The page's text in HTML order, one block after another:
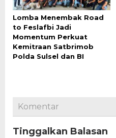
Lomba Menembak Road
to Feslafbi Jadi
Momentum Perkuat
Kemitraan Satbrimob
Polda Sulsel dan BI
Komentar
Tinggalkan Balasan